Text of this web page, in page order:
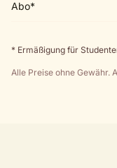
Abo*
* Ermäßigung für
Alle Preise ohne Gewähr.